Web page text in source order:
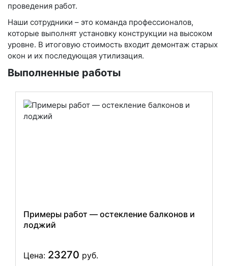
проведения работ.
Наши сотрудники – это команда профессионалов,
которые выполнят установку конструкции на высоком
уровне. В итоговую стоимость входит демонтаж старых
окон и их последующая утилизация.
Выполненные работы
Примеры работ — остекление балконов и
лоджий
Цена: 23270 руб.